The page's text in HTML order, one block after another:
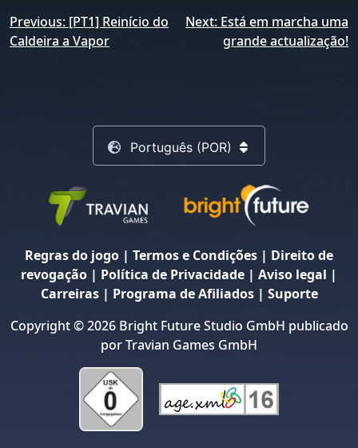
Navegação
de
Previous: [PT1] Reinício do
Caldeira a Vapor
Next: Está em marcha uma
grande actualização!
Português (POR)
Regras do jogo | Termos e Condições | Direito de
revogação | Política de Privacidade | Aviso legal |
Carreiras| Programa de Afiliados| Suporte
Copyright © 2026 Bright Future Studio GmbH publicado
por Travian Games GmbH